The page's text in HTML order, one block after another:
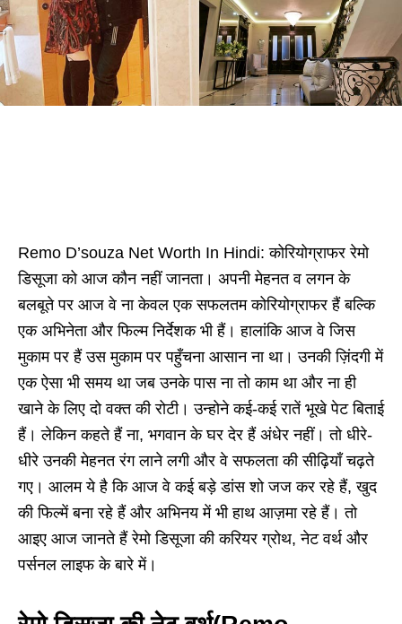
Remo D’souza Net Worth In Hindi: कोरियोग्राफर रेमो
डिसूजा को आज कौन नहीं जानता। अपनी मेहनत व लगन के
बलबूते पर आज वे ना केवल एक सफलतम कोरियोग्राफर हैं बल्कि
एक अभिनेता और फिल्म निर्देशक भी हैं। हालांकि आज वे जिस
मुकाम पर हैं उस मुकाम पर पहुँचना आसान ना था। उनकी ज़िंदगी में
एक ऐसा भी समय था जब उनके पास ना तो काम था और ना ही
खाने के लिए दो वक्त की रोटी। उन्होने कई-कई रातें भूखे पेट बिताई
हैं। लेकिन कहते हैं ना, भगवान के घर देर हैं अंधेर नहीं। तो धीरे-
धीरे उनकी मेहनत रंग लाने लगी और वे सफलता की सीढ़ियाँ चढ़ते
गए। आलम ये है कि आज वे कई बड़े डांस शो जज कर रहे हैं, खुद
की फिल्में बना रहे हैं और अभिनय में भी हाथ आज़मा रहे हैं। तो
आइए आज जानते हैं रेमो डिसूजा की करियर ग्रोथ, नेट वर्थ और
पर्सनल लाइफ के बारे में।